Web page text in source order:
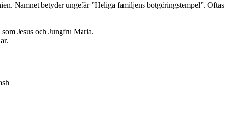
Namnet betyder ungefär ”Heliga familjens botgöringstempel”.
Jesus och Jungfru Maria.